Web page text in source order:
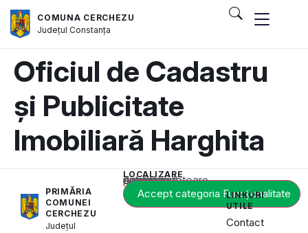
COMUNA CERCHEZU
JudețulConstanța
Oficiul de Cadastru
și Publicitate
Imobiliară Harghita
PRIMĂRIA
COMUNEI
CERCHEZU
Județul
LOCALIZARE
Acest conținut este blocat până când acceptați categoria corespunzătoare de cookie-uri.
Accept categoria Funcționalitate
LINKURI
UTILE
Contact